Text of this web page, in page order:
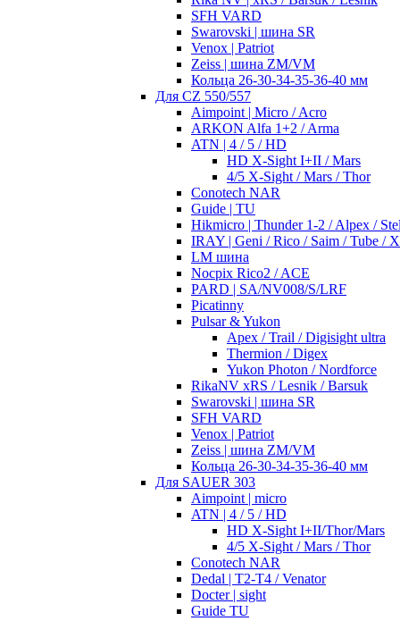
SFH VARD
Swarovski | шина SR
Venox | Patriot
Zeiss | шина ZM/VM
Кольца 26-30-34-35-36-40 мм
Для CZ 550/557
Aimpoint | Micro / Acro
ARKON Alfa 1+2 / Arma
ATN | 4 / 5 / HD
HD X-Sight I+II / Mars
4/5 X-Sight / Mars / Thor
Conotech NAR
Guide | TU
Hikmicro | Thunder 1-2 / Alpex /
IRAY | Geni / Rico / Saim / Tube /
LM шина
Nocpix Rico2 / ACE
PARD | SA/NV008/S/LRF
Picatinny
Pulsar & Yukon
Apex / Trail / Digisight ultra
Thermion / Digex
Yukon Photon / Nordforce
RikaNV xRS / Lesnik / Barsuk
Swarovski | шина SR
SFH VARD
Venox | Patriot
Zeiss | шина ZM/VM
Кольца 26-30-34-35-36-40 мм
Для SAUER 303
Aimpoint | micro
ATN | 4 / 5 / HD
HD X-Sight I+II/Thor/Mars
4/5 X-Sight / Mars / Thor
Conotech NAR
Dedal | T2-T4 / Venator
Docter | sight
Guide TU